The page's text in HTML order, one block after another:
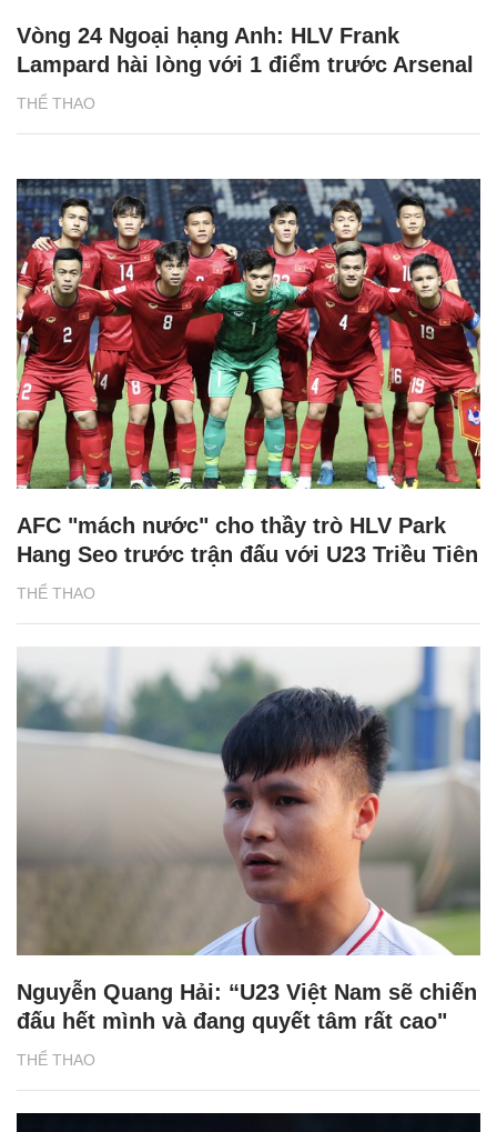
THỂ THAO
Vòng 24 Ngoại hạng Anh: HLV Frank
Lampard hài lòng với 1 điểm trước Arsenal
THỂ THAO
AFC "mách nước" cho thầy trò HLV Park
Hang Seo trước trận đấu với U23 Triều Tiên
THỂ THAO
Nguyễn Quang Hải: “U23 Việt Nam sẽ chiến
đấu hết mình và đang quyết tâm rất cao"